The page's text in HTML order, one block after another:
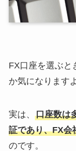
FX口座を選ぶと
か気になります
実は、 口座数は
証であり、FX会
のです。